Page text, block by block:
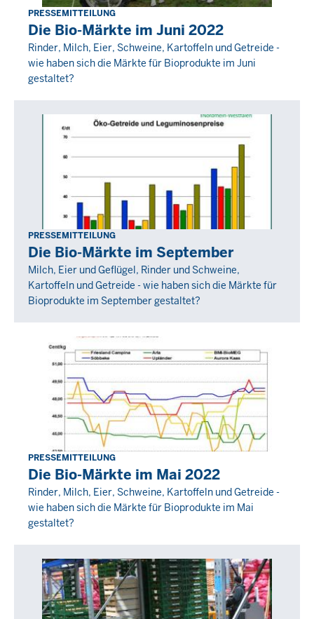
Donnerstag,
28
Juli
2022
-
00:00
PRESSEMITTEILUNG
Die Bio-Märkte im Juni 2022
Rinder, Milch, Eier, Schweine, Kartoffeln und Getreide -
wie haben sich die Märkte für Bioprodukte im Juni
gestaltet?
Freitag,
28
Oktober
2022
-
00:00
PRESSEMITTEILUNG
Die Bio-Märkte im September
Milch, Eier und Geflügel, Rinder und Schweine,
Kartoffeln und Getreide - wie haben sich die Märkte für
Bioprodukte im September gestaltet?
Donnerstag,
23
Juni
2022
-
00:00
PRESSEMITTEILUNG
Die Bio-Märkte im Mai 2022
Rinder, Milch, Eier, Schweine, Kartoffeln und Getreide -
wie haben sich die Märkte für Bioprodukte im Mai
gestaltet?